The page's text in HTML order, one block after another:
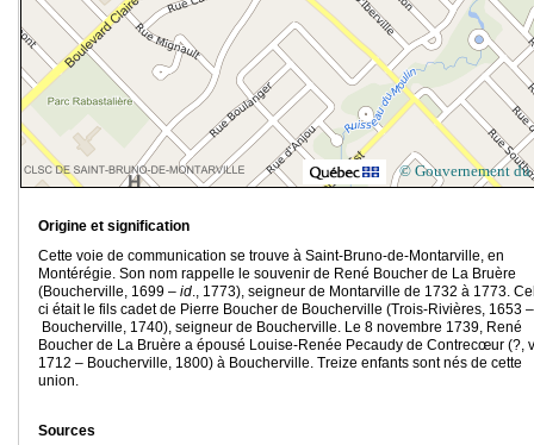
© Gouvernement du
Origine et signification
Cette voie de communication se trouve à Saint-Bruno-de-Montarville, en
Montérégie. Son nom rappelle le souvenir de René Boucher de La Bruère
(Boucherville, 1699 – id., 1773), seigneur de Montarville de 1732 à 1773.
ci était le fils cadet de Pierre Boucher de Boucherville (Trois-Rivières, 1653 –
Boucherville, 1740), seigneur de Boucherville. Le 8 novembre 1739, René
Boucher de La Bruère a épousé Louise-Renée Pecaudy de Contrecœur (?,
1712 – Boucherville, 1800) à Boucherville. Treize enfants sont nés de cette
union.
Sources